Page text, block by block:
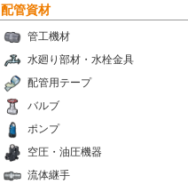
配管資材
管工機材
水廻り部材・水栓金具
配管用テープ
バルブ
ポンプ
空圧・油圧機器
流体継手